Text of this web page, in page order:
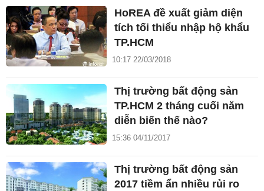
HoREA đề xuất giảm diện
tích tối thiểu nhập hộ khẩu
TP.HCM
10:17 22/03/2018
Thị trường bất động sản
TP.HCM 2 tháng cuối năm
diễn biến thế nào?
15:36 04/11/2017
Thị trường bất động sản
2017 tiềm ẩn nhiều rủi ro